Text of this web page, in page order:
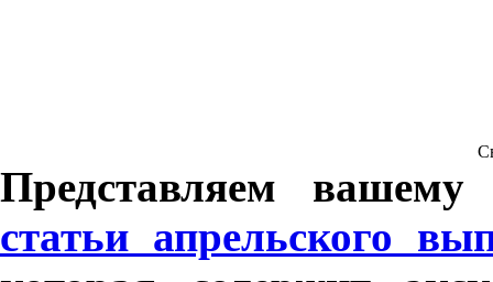
Представляем
статьи апрельского